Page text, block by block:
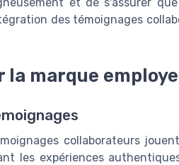
et de s'assurer
des témoignages
marque
collaborateurs
les expériences